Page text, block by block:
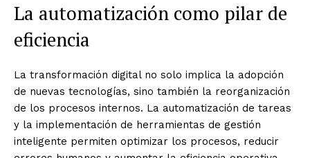
La automatización como pilar de
eficiencia
La transformación digital no solo implica la adopción
de nuevas tecnologías, sino también la reorganización
de los procesos internos. La automatización de tareas
y la implementación de herramientas de gestión
inteligente permiten optimizar los procesos, reducir